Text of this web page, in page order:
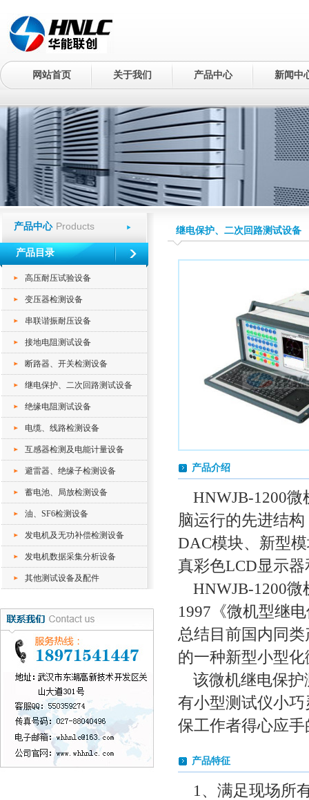
网站首页 关于我们 产品中心 新闻中
产品中心 Products
产品目录
高压耐压试验设备
变压器检测设备
串联谐振耐压设备
接地电阻测试设备
断路器、开关检测设备
继电保护、二次回路测试设备
绝缘电阻测试设备
电缆、线路检测设备
互感器检测及电能计量设备
避雷器、绝缘子检测设备
蓄电池、局放检测设备
油、SF6检测设备
发电机及无功补偿检测设备
发电机数据采集分析设备
其他测试设备及配件
继电保护、二次回路测试设备
产品介绍
HNWJB-1200
脑运行的先进结
DAC模块、新型
真彩色LCD显示
HNWJB-1200
1997《微机型继
总结目前国内同
的一种新型小型
该微机继电保
有小型测试仪小
保工作者得心应
产品特征
1、满足现场所